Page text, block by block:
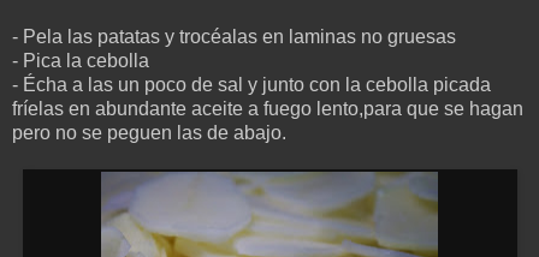
- Pela las patatas y trocéalas en laminas no gruesas
- Pica la cebolla
- Écha a las un poco de sal y junto con la cebolla picada
fríelas en abundante aceite a fuego lento,para que se hagan
pero no se peguen las de abajo.